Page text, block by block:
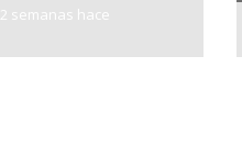
2 semanas hace